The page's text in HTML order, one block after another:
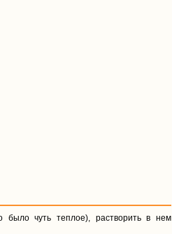
было чуть теплое), растворить в нем